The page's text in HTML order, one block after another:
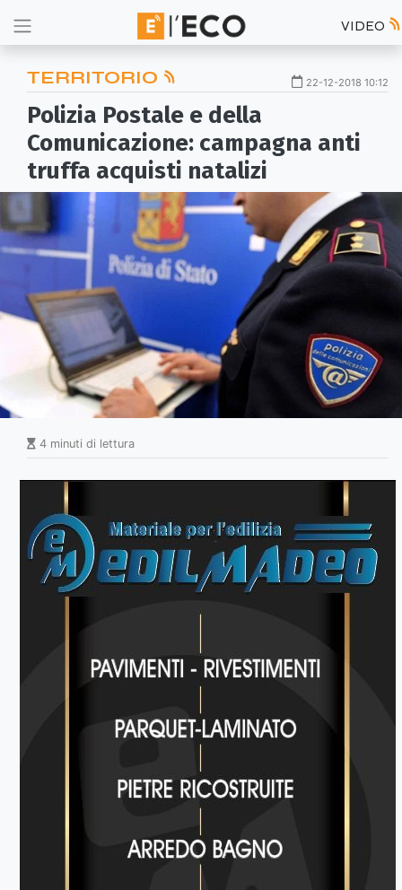
VIDEO
TERRITORIO 22-12-2018 10:12
Polizia Postale e della
Comunicazione: campagna anti
truffa acquisti natalizi
4 minuti di lettura